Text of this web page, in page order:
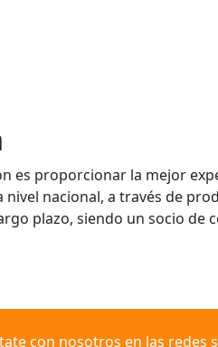
es proporcionar la mejor
nivel nacional, a través de
plazo, siendo un socio de
con nosotros en las redes